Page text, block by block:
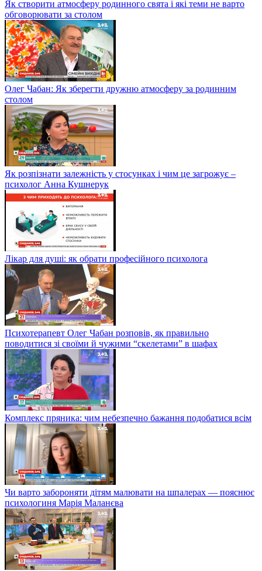
Як створити атмосферу родинного свята і які теми не варто
обговорювати за столом
Олег Чабан: Як зберегти дружню атмосферу за родинним
столом
Як розпізнати залежність у стосунках і чим це загрожує –
психолог Анна Кушнерук
Лікар для душі: як обрати професійного психолога
Психотерапевт Олег Чабан розповів, як правильно
поводитися зі своїми й чужими “скелетами” в шафах
Комплекс пряника: чим небезпечно бажання подобатися всім
Чи варто забороняти дітям малювати на шпалерах — пояснює
психологиня Марія Маланєва